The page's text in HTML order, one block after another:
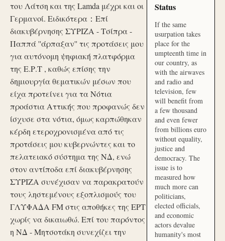
του Λάτση και της Lamda μέχρι και οι
Γερμανοί. Ειδικότερα：Επί
διακυβέρνησης ΣΥΡΙΖΑ - Τσίπρα -
Παππά ''άρπαξαν'' τις προτάσεις μου
για αυτόνομη ψηφιακή πλατφόρμα
της Ε.Ρ.Τ , καθώς επίσης την
δημιουργία θεματικών μέσων που
είχα προτείνει για τα Νότια
προάστια Αττικής που προφανώς δεν
ίσχυσε στα νότια, όμως καρπώθηκαν
κέρδη ετεροχρονισμένα από τις
προτάσεις μου κυβερνώντες και το
πελατειακό σύστημα της ΝΔ, ενώ
στον αντίποδα επί διακυβέρνησης
ΣΥΡΙΖΑ συνέχισαν να παρακρατούν
τους ληστεμένους εξοπλισμούς του
ΓΛΥΦΑΔΑ FM στις αποθήκες της ΕΡΤ
χωρίς να δικαιωθώ. Επί του παρόντος
η ΝΔ - Μητσοτάκη συνεχίζει την
Status
If the same
usurpation takes
place for the
umpteenth time in
our country, as
with the airwaves
and radio and
television, few
will benefit from
a few thousand
and even fewer
from billions euro
without equality,
justice and
democracy. The
issue is to
measured how
much more can
politicians,
elected officials,
and economic
actors devalue
humanity's most